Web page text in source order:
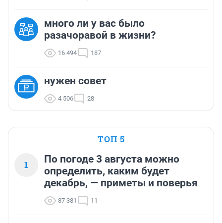
много ли у вас было
разачоравой в жизни?
16 494 187
нужен совет
4 506 28
ТОП 5
1
По погоде 3 августа можно
определить, каким будет
декабрь, — приметы и поверья
87 381 11